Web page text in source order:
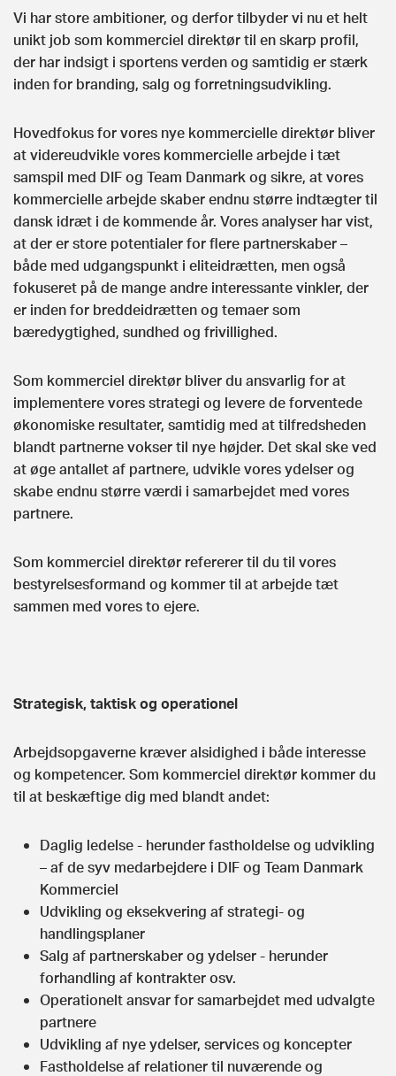
Vi har store ambitioner, og derfor tilbyder vi nu et helt
unikt job som kommerciel direktør til en skarp profil,
der har indsigt i sportens verden og samtidig er stærk
inden for branding, salg og forretningsudvikling.
Hovedfokus for vores nye kommercielle direktør bliver
at videreudvikle vores kommercielle arbejde i tæt
samspil med DIF og Team Danmark og sikre, at vores
kommercielle arbejde skaber endnu større indtægter til
dansk idræt i de kommende år. Vores analyser har vist,
at der er store potentialer for flere partnerskaber –
både med udgangspunkt i eliteidrætten, men også
fokuseret på de mange andre interessante vinkler, der
er inden for breddeidrætten og temaer som
bæredygtighed, sundhed og frivillighed.
Som kommerciel direktør bliver du ansvarlig for at
implementere vores strategi og levere de forventede
økonomiske resultater, samtidig med at tilfredsheden
blandt partnerne vokser til nye højder. Det skal ske ved
at øge antallet af partnere, udvikle vores ydelser og
skabe endnu større værdi i samarbejdet med vores
partnere.
Som kommerciel direktør refererer til du til vores
bestyrelsesformand og kommer til at arbejde tæt
sammen med vores to ejere.
Strategisk, taktisk og operationel
Arbejdsopgaverne kræver alsidighed i både interesse
og kompetencer. Som kommerciel direktør kommer du
til at beskæftige dig med blandt andet:
Daglig ledelse - herunder fastholdelse og udvikling
– af de syv medarbejdere i DIF og Team Danmark
Kommerciel
Udvikling og eksekvering af strategi- og
handlingsplaner
Salg af partnerskaber og ydelser - herunder
forhandling af kontrakter osv.
Operationelt ansvar for samarbejdet med udvalgte
partnere
Udvikling af nye ydelser, services og koncepter
Fastholdelse af relationer til nuværende og